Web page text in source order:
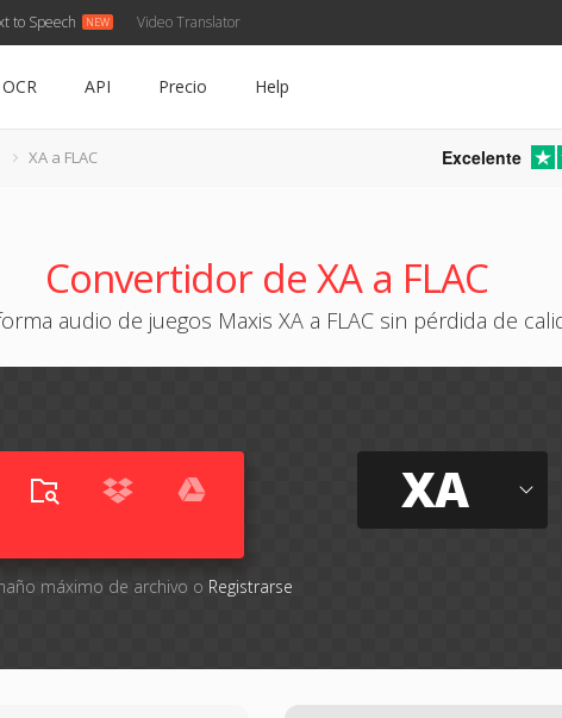
to Speech Video Translator
OCR API Precio Help
XA a FLAC Excelente
Convertidor de XA a FLAC
audio de juegos Maxis XA a FLAC sin pérdida de
máximo de archivo o Registrarse
XA